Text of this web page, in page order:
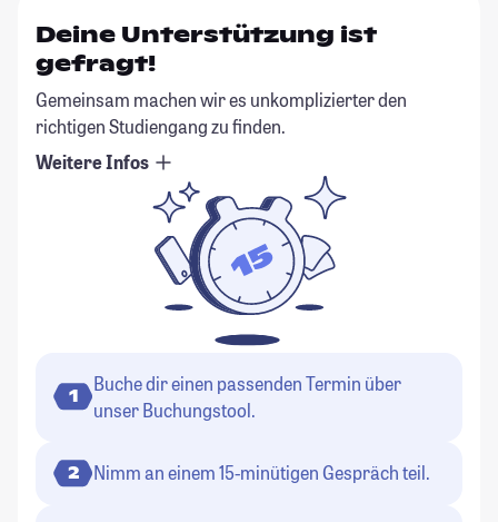
Deine Unterstützung ist
gefragt!
Gemeinsam machen wir es unkomplizierter den
richtigen Studiengang zu finden.
Weitere Infos
1
Buche dir einen passenden Termin über
unser Buchungstool.
2 Nimm an einem 15-minütigen Gespräch teil.